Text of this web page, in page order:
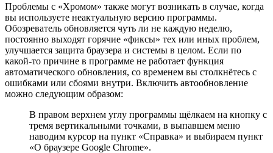
Проблемы с «Хромом» также могут возникать в случае, когда
вы используете неактуальную версию программы.
Обозреватель обновляется чуть ли не каждую неделю,
постоянно выходят горячие «фиксы» тех или иных проблем,
улучшается защита браузера и системы в целом. Если по
какой-то причине в программе не работает функция
автоматического обновления, со временем вы столкнётесь с
ошибками или сбоями внутри. Включить автообновление
можно следующим образом:
В правом верхнем углу программы щёлкаем на кнопку с
тремя вертикальными точками, в выпавшем меню
наводим курсор на пункт «Справка» и выбираем пункт
«О браузере Google Chrome».